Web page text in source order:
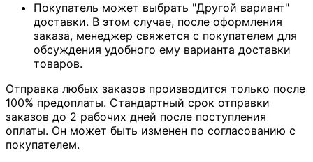
Покупатель может выбрать "Другой вариант"
доставки. В этом случае, после оформления
заказа, менеджер свяжется с покупателем для
обсуждения удобного ему варианта доставки
товаров.
Отправка любых заказов производится только после
100% предоплаты. Стандартный срок отправки
заказов до 2 рабочих дней после поступления
оплаты. Он может быть изменен по согласованию с
покупателем.